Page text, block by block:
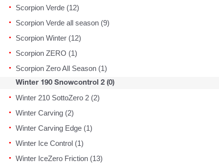
Scorpion Verde (12)
Scorpion Verde all season (9)
Scorpion Winter (12)
Scorpion ZERO (1)
Scorpion Zero All Season (1)
Winter 190 Snowcontrol 2 (0)
Winter 210 SottoZero 2 (2)
Winter Carving (2)
Winter Carving Edge (1)
Winter Ice Control (1)
Winter IceZero Friction (13)